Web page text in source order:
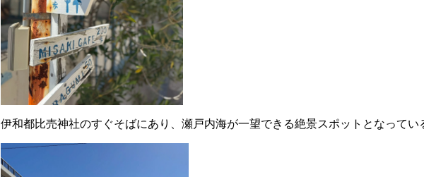
伊和都比売神社のすぐそばにあり、瀬戸内海が一望できる絶景スポットとなってい